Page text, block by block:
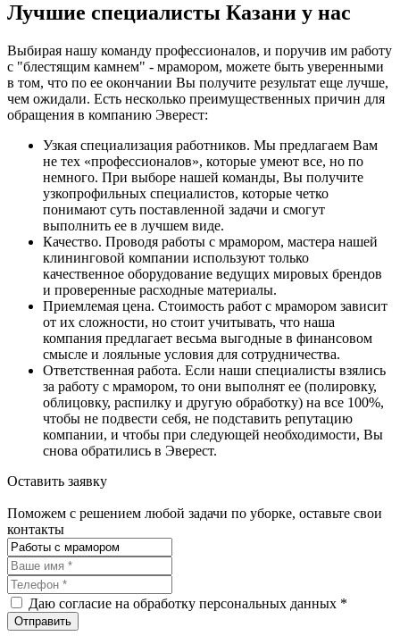
Лучшие специалисты Казани у нас
Выбирая нашу команду профессионалов, и поручив им работу
с "блестящим камнем" - мрамором, можете быть уверенными
в том, что по ее окончании Вы получите результат еще лучше,
чем ожидали. Есть несколько преимущественных причин для
обращения в компанию Эверест:
Узкая специализация работников. Мы предлагаем Вам
не тех «профессионалов», которые умеют все, но по
немного. При выборе нашей команды, Вы получите
узкопрофильных специалистов, которые четко
понимают суть поставленной задачи и смогут
выполнить ее в лучшем виде.
Качество. Проводя работы с мрамором, мастера нашей
клининговой компании используют только
качественное оборудование ведущих мировых брендов
и проверенные расходные материалы.
Приемлемая цена. Стоимость работ с мрамором зависит
от их сложности, но стоит учитывать, что наша
компания предлагает весьма выгодные в финансовом
смысле и лояльные условия для сотрудничества.
Ответственная работа. Если наши специалисты взялись
за работу с мрамором, то они выполнят ее (полировку,
облицовку, распилку и другую обработку) на все 100%,
чтобы не подвести себя, не подставить репутацию
компании, и чтобы при следующей необходимости, Вы
снова обратились в Эверест.
Оставить заявку
Поможем с решением любой задачи по уборке, оставьте свои
контакты
Даю согласие на обработку персональных данных *